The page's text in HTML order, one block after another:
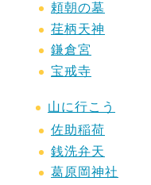
頼朝の墓
荏柄天神
鎌倉宮
宝戒寺
山に行こう
佐助稲荷
銭洗弁天
葛原岡神社